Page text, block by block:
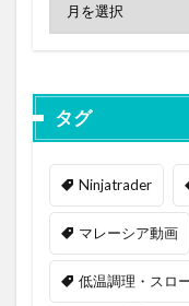
タグ
Ninjatrader
マレーシア動画
低温調理・スロ